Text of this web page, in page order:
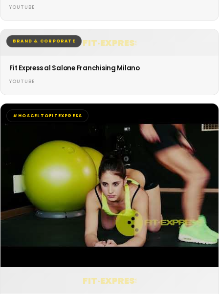
YOUTUBE
FIT·EXPRESS
BRAND & CORPORATE
Fit Express al Salone Franchising Milano
YOUTUBE
FIT·EXPRESS
#HOSCELTOFITEXPRESS